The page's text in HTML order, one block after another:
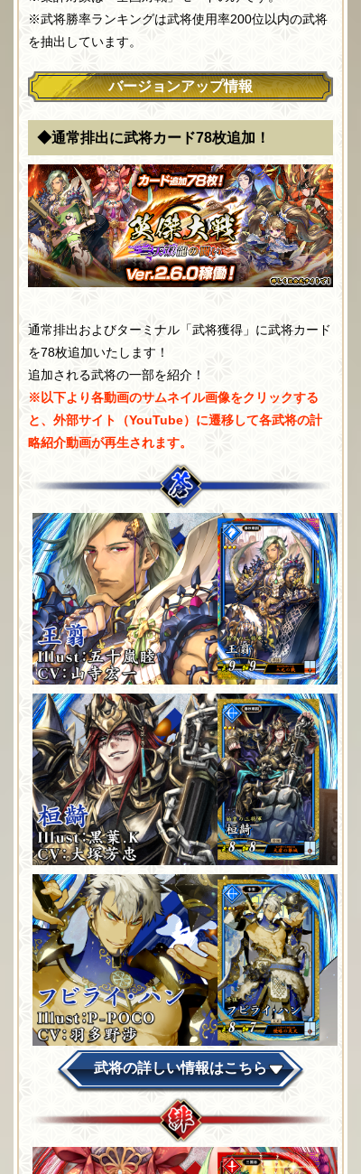
※武将勝率ランキングは武将使用率200位以内の武将
を抽出しています。
バージョンアップ情報
◆通常排出に武将カード78枚追加！
通常排出およびターミナル「武将獲得」に武将カード
を78枚追加いたします！
追加される武将の一部を紹介！
※以下より各動画のサムネイル画像をクリックする
と、外部サイト（YouTube）に遷移して各武将の計
略紹介動画が再生されます。
武将の詳しい情報はこちら